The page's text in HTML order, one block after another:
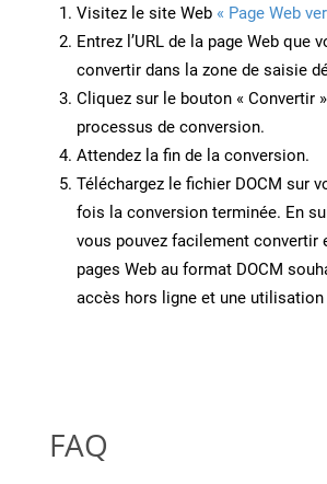
Visitez le site Web « Page Web
Entrez l’URL de la page Web que
convertir dans la zone de saisie
Cliquez sur le bouton « Convertir
processus de conversion.
Attendez la fin de la conversion.
Téléchargez le fichier DOCM sur
fois la conversion terminée. En
vous pouvez facilement convertir
pages Web au format DOCM
accès hors ligne et une utilisation
FAQ